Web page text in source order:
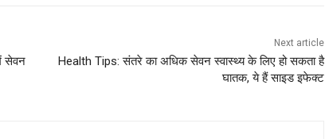
सेवन
Next article
Health Tips: संतरे का अधिक सेवन स्वास्थ्य के लिए हो सकता है
घातक, ये हैं साइड इफेक्ट